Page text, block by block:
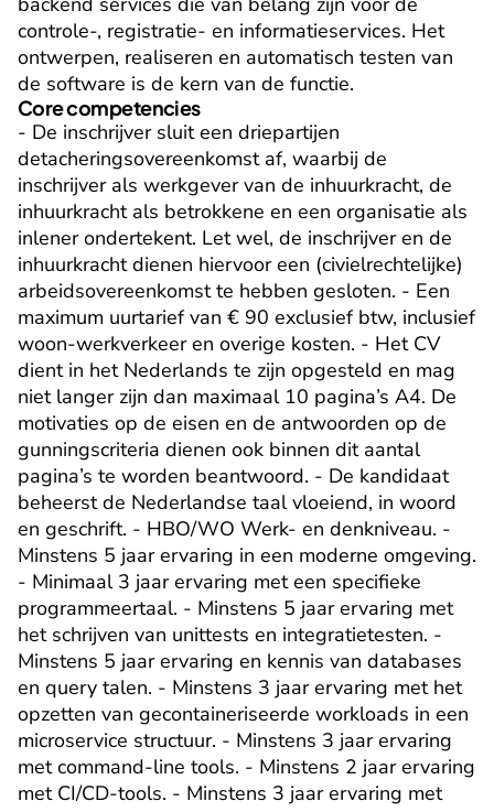
controle-, registratie- en informatieservices. Het
ontwerpen, realiseren en automatisch testen van
de software is de kern van de functie.
Core competencies
- De inschrijver sluit een driepartijen
detacheringsovereenkomst af, waarbij de
inschrijver als werkgever van de inhuurkracht, de
inhuurkracht als betrokkene en een organisatie als
inlener ondertekent. Let wel, de inschrijver en de
inhuurkracht dienen hiervoor een (civielrechtelijke)
arbeidsovereenkomst te hebben gesloten. - Een
maximum uurtarief van € 90 exclusief btw, inclusief
woon-werkverkeer en overige kosten. - Het CV
dient in het Nederlands te zijn opgesteld en mag
niet langer zijn dan maximaal 10 pagina’s A4. De
motivaties op de eisen en de antwoorden op de
gunningscriteria dienen ook binnen dit aantal
pagina’s te worden beantwoord. - De kandidaat
beheerst de Nederlandse taal vloeiend, in woord
en geschrift. - HBO/WO Werk- en denkniveau. -
Minstens 5 jaar ervaring in een moderne omgeving.
- Minimaal 3 jaar ervaring met een specifieke
programmeertaal. - Minstens 5 jaar ervaring met
het schrijven van unittests en integratietesten. -
Minstens 5 jaar ervaring en kennis van databases
en query talen. - Minstens 3 jaar ervaring met het
opzetten van gecontaineriseerde workloads in een
microservice structuur. - Minstens 3 jaar ervaring
met command-line tools. - Minstens 2 jaar ervaring
met CI/CD-tools. - Minstens 3 jaar ervaring met